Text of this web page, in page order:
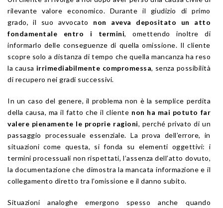
rilevante valore economico. Durante il giudizio di primo
grado, il suo avvocato non aveva depositato un atto
fondamentale entro i termini, omettendo inoltre di
informarlo delle conseguenze di quella omissione. Il cliente
scopre solo a distanza di tempo che quella mancanza ha reso
la causa irrimediabilmente compromessa, senza possibilità
di recupero nei gradi successivi.
In un caso del genere, il problema non è la semplice perdita
della causa, ma il fatto che il cliente non ha mai potuto far
valere pienamente le proprie ragioni, perché privato di un
passaggio processuale essenziale. La prova dell’errore, in
situazioni come questa, si fonda su elementi oggettivi: i
termini processuali non rispettati, l’assenza dell’atto dovuto,
la documentazione che dimostra la mancata informazione e il
collegamento diretto tra l’omissione e il danno subito.
Situazioni analoghe emergono spesso anche quando